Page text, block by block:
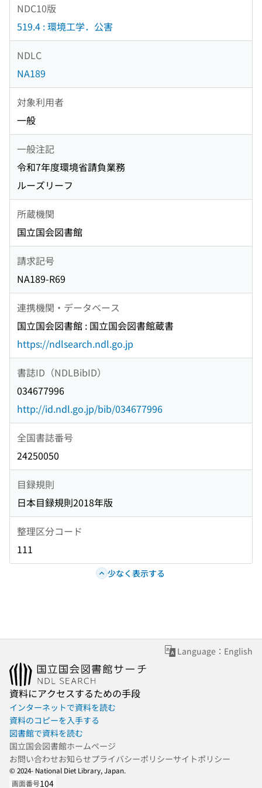
NDC10版
519.4 : 環境工学．公害
NDLC
NA189
対象利用者
一般
一般注記
令和7年度環境省請負業務
ルーズリーフ
所蔵機関
国立国会図書館
請求記号
NA189-R69
連携機関・データベース
国立国会図書館 : 国立国会図書館蔵書
https://ndlsearch.ndl.go.jp
書誌ID（NDLBibID）
034677996
http://id.ndl.go.jp/bib/034677996
全国書誌番号
24250050
目録規則
日本目録規則2018年版
整理区分コード
111
少なく表示する
Language：English
資料にアクセスするための手段
インターネットで資料を読む
資料のコピーを入手する
図書館で資料を読む
国立国会図書館ホームページ
お問い合わせお知らせプライバシーポリシーサイトポリシー
© 2024- National Diet Library, Japan.
画面番号104